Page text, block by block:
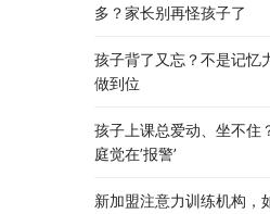
多？家长别再怪孩子了
孩子背了又忘？不是记忆
做到位
孩子上课总爱动、坐不住
庭觉在’报警’
新加盟注意力训练机构，